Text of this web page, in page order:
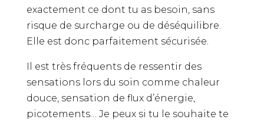
exactement ce dont tu as besoin, sans
risque de surcharge ou de déséquilibre.
Elle est donc parfaitement sécurisée.
Il est très fréquents de ressentir des
sensations lors du soin comme chaleur
douce, sensation de flux d’énergie,
picotements… Je peux si tu le souhaite te